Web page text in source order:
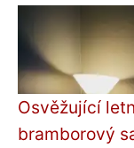
Osvěžující
bramborový